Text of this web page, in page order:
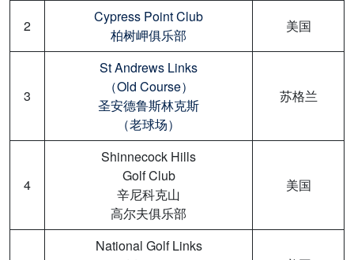
2
Cypress Point Club
柏树岬俱乐部
美国
3
St Andrews Links
（Old Course）
圣安德鲁斯林克斯
（老球场）
苏格兰
4
Shinnecock Hills
Golf Club
辛尼科克山
高尔夫俱乐部
美国
National Golf Links